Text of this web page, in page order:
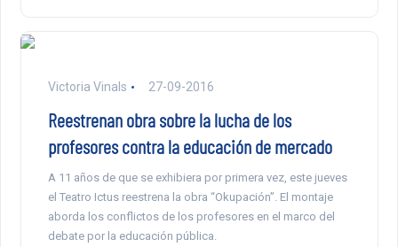
Victoria Vinals 27-09-2016
Reestrenan obra sobre la lucha de los
profesores contra la educación de mercado
A 11 años de que se exhibiera por primera vez, este jueves
el Teatro Ictus reestrena la obra “Okupación”. El montaje
aborda los conflictos de los profesores en el marco del
debate por la educación pública.